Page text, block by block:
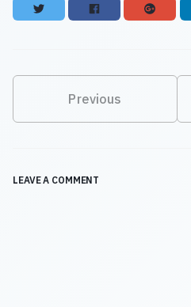
Twitter FacebookGoogle+
Previous
LEAVE A COMMENT